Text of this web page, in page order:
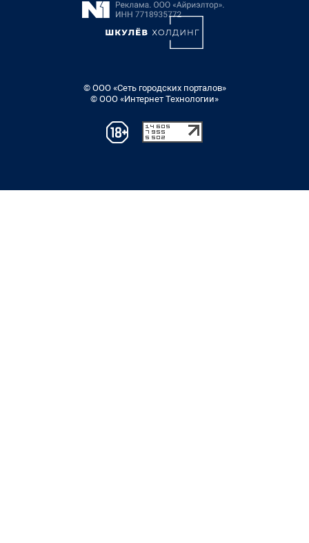
© ООО «Сеть городских порталов»
© ООО «Интернет Технологии»